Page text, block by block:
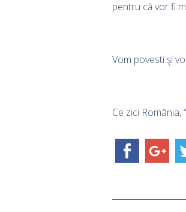
pentru că vor fi
Vom povesti şi
Ce zici România,